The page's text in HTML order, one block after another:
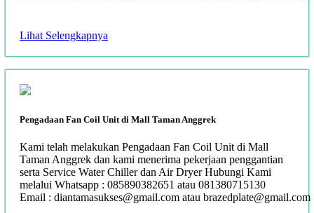
Lihat Selengkapnya
Pengadaan Fan Coil Unit di Mall Taman Anggrek
Kami telah melakukan Pengadaan Fan Coil Unit di Mall
Taman Anggrek dan kami menerima pekerjaan penggantian
serta Service Water Chiller dan Air Dryer Hubungi Kami
melalui Whatsapp : 085890382651 atau 081380715130
Email : diantamasukses@gmail.com atau brazedplate@gmail.com